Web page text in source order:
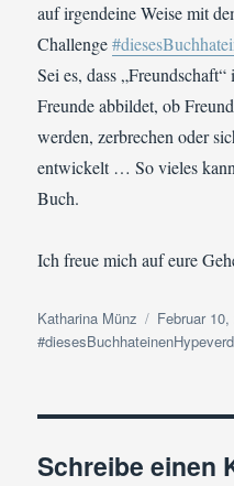
auf irgendeine Weise mit
Challenge
Sei es, dass
Freunde abbildet, ob
werden, zerbrechen oder
entwickelt … So vieles
Buch.
Ich freue mich auf eure
Autor
Katharina Münz
am
Februar 10,
Schreibe einen